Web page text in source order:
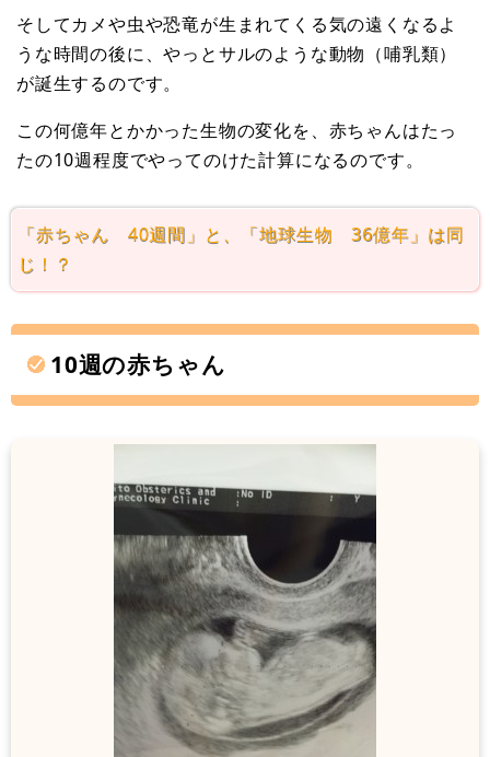
そしてカメや虫や恐竜が生まれてくる気の遠くなるよ
うな時間の後に、やっとサルのような動物（哺乳類）
が誕生するのです。
この何億年とかかった生物の変化を、赤ちゃんはたっ
たの10週程度でやってのけた計算になるのです。
「赤ちゃん 40週間」と、「地球生物 36億年」は同
じ！？
10週の赤ちゃん